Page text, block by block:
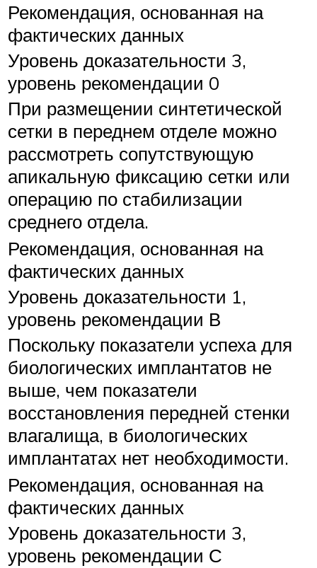
Рекомендация, основанная на
фактических данных
Уровень доказательности 3,
уровень рекомендации 0
При размещении синтетической
сетки в переднем отделе можно
рассмотреть сопутствующую
апикальную фиксацию сетки или
операцию по стабилизации
среднего отдела.
Рекомендация, основанная на
фактических данных
Уровень доказательности 1,
уровень рекомендации В
Поскольку показатели успеха для
биологических имплантатов не
выше, чем показатели
восстановления передней стенки
влагалища, в биологических
имплантатах нет необходимости.
Рекомендация, основанная на
фактических данных
Уровень доказательности 3,
уровень рекомендации С